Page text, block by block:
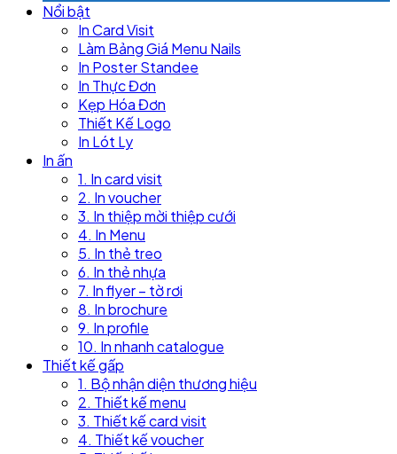
Nổi bật
In Card Visit
Làm Bảng Giá Menu Nails
In Poster Standee
In Thực Đơn
Kẹp Hóa Đơn
Thiết Kế Logo
In Lót Ly
In ấn
1. In card visit
2. In voucher
3. In thiệp mời thiệp cưới
4. In Menu
5. In thẻ treo
6. In thẻ nhựa
7. In flyer – tờ rơi
8. In brochure
9. In profile
10. In nhanh catalogue
Thiết kế gấp
1. Bộ nhận diện thương hiệu
2. Thiết kế menu
3. Thiết kế card visit
4. Thiết kế voucher